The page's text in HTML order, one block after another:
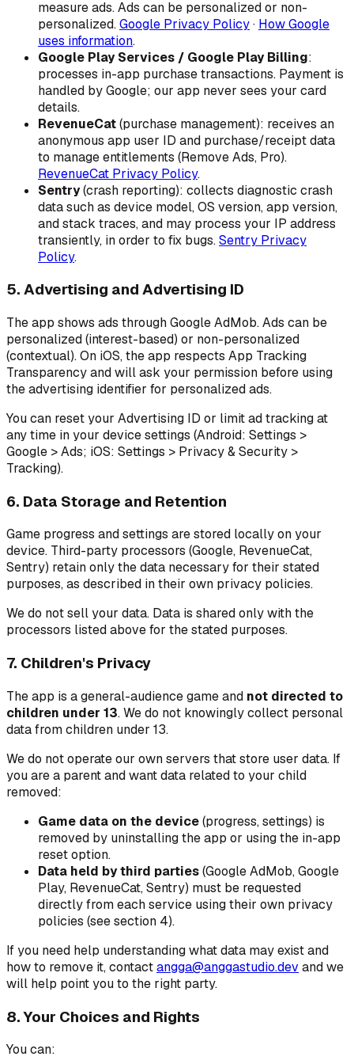
measure ads. Ads can be personalized or non-
personalized.Google Privacy Policy· How Google
uses information.
Google Play Services / Google Play Billing:
processes in-app purchase transactions. Payment is
handled by Google; our app never sees your card
details.
RevenueCat(purchase management): receives an
anonymous app user ID and purchase/receipt data
to manage entitlements (Remove Ads, Pro).
RevenueCat Privacy Policy.
Sentry(crash reporting): collects diagnostic crash
data such as device model, OS version, app version,
and stack traces, and may process your IP address
transiently, in order to fix bugs.Sentry Privacy
Policy.
5. Advertising and Advertising ID
The app shows ads through Google AdMob. Ads can be
personalized (interest-based) or non-personalized
(contextual). On iOS, the app respects App Tracking
Transparency and will ask your permission before using
the advertising identifier for personalized ads.
You can reset your Advertising ID or limit ad tracking at
any time in your device settings (Android: Settings >
Google >Ads; iOS: Settings > Privacy & Security >
Tracking).
6. Data Storage and Retention
Game progress and settings are stored locally on your
device. Third-party processors (Google, RevenueCat,
Sentry) retain only the data necessary for their stated
purposes, as described in their own privacy policies.
We do not sell your data. Data is shared only with the
processors listed above for the stated purposes.
7. Children's Privacy
The app is a general-audience game and not directed to
children under 13. We do not knowingly collect personal
data from children under 13.
We do not operate our own servers that store user data. If
you are a parent and want data related to your child
removed:
Game data on the device(progress, settings) is
removed by uninstalling the app or using the in-app
reset option.
Data held by third parties(Google AdMob, Google
Play, RevenueCat, Sentry) must be requested
directly from each service using their own privacy
policies (see section 4).
If you need help understanding what data may exist and
how to remove it, contactangga@anggastudio.dev and we
will help point you to the right party.
8. Your Choices and Rights
You can: